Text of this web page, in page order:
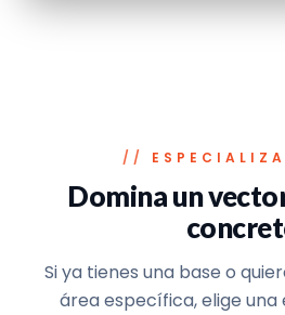
Domina un
Si ya tienes una base o
área específica, elige una